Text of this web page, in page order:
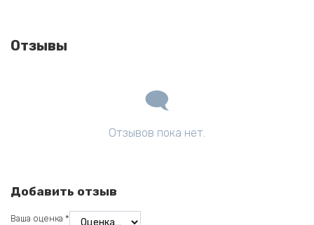
Отзывы
Отзывов пока нет.
Добавить отзыв
Ваша оценка *